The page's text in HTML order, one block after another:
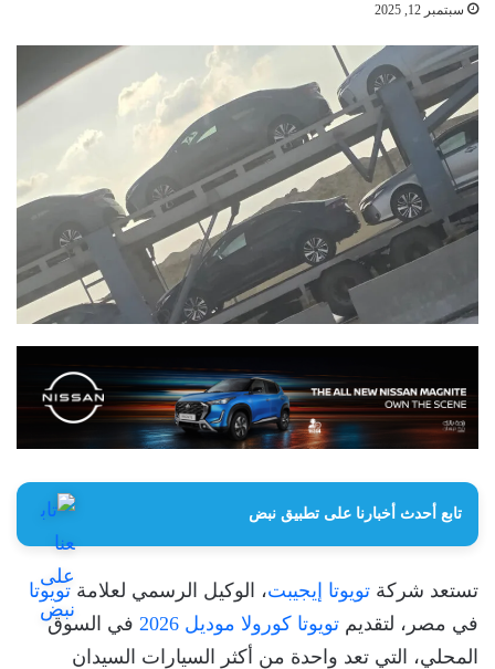
سبتمبر 12, 2025
تابع أحدث أخبارنا على تطبيق نبض
تستعد شركة تويوتا إيجيبت، الوكيل الرسمي لعلامة تويوتا
في مصر، لتقديم تويوتا كورولا موديل 2026
في السوق
المحلي، التي تعد واحدة من أكثر السيارات السيدان